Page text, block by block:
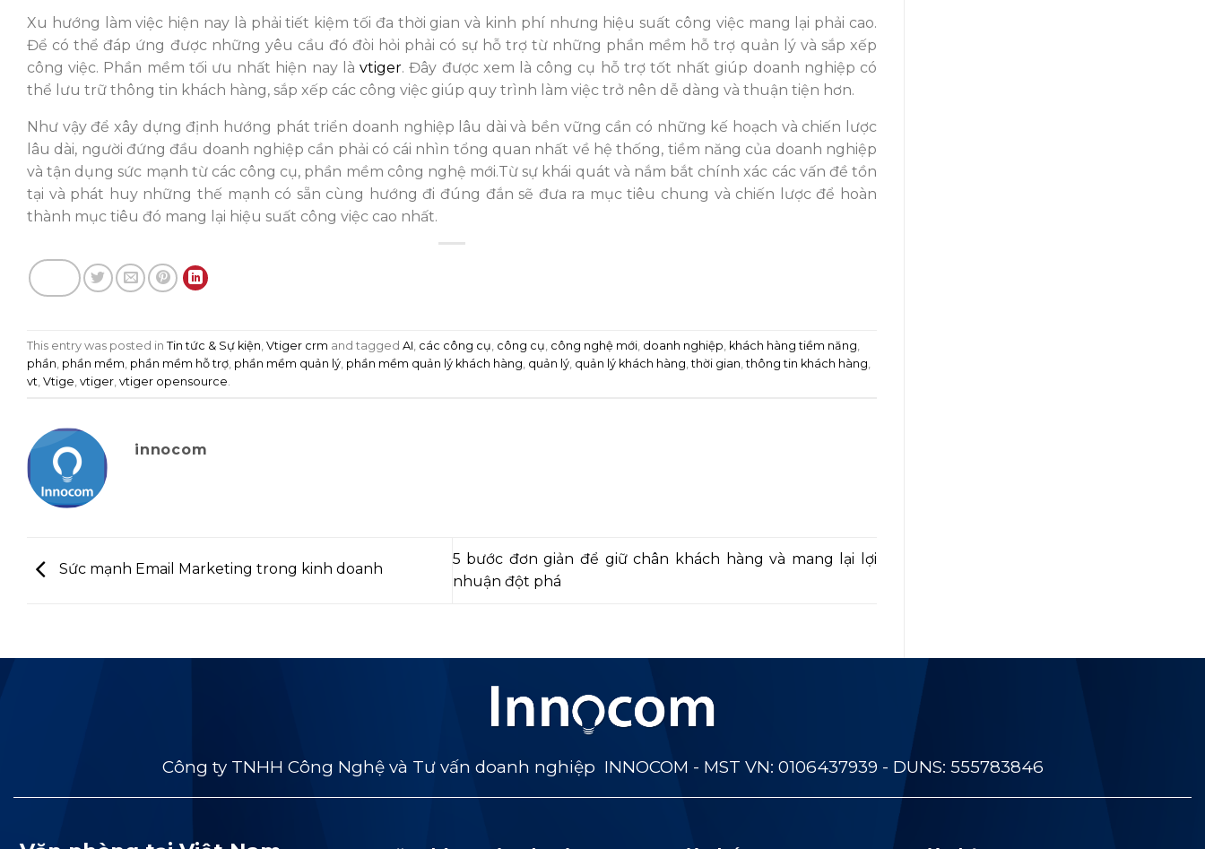
Xu hướng làm việc hiện nay là phải tiết kiệm tối đa thời gian và kinh phí nhưng hiệu suất công việc mang lại phải cao.
Để có thể đáp ứng được những yêu cầu đó đòi hỏi phải có sự hỗ trợ từ những phần mềm hỗ trợ quản lý và sắp xếp
công việc. Phần mềm tối ưu nhất hiện nay làvtiger. Đây được xem là công cụ hỗ trợ tốt nhất giúp doanh nghiệp có
thể lưu trữ thông tin khách hàng, sắp xếp các công việc giúp quy trình làm việc trở nên dễ dàng và thuận tiện hơn.
Như vậy để xây dựng định hướng phát triển doanh nghiệp lâu dài và bền vững cần có những kế hoạch và chiến lược
lâu dài, người đứng đầu doanh nghiệp cần phải có cái nhìn tổng quan nhất về hệ thống, tiềm năng của doanh nghiệp
và tận dụng sức mạnh từ các công cụ, phần mềm công nghệ mới.Từ sự khái quát và nắm bắt chính xác các vấn đề tồn
tại và phát huy những thế mạnh có sẵn cùng hướng đi đúng đắn sẽ đưa ra mục tiêu chung và chiến lược để hoàn
thành mục tiêu đó mang lại hiệu suất công việc cao nhất.
This entry was posted in Tin tức & Sự kiện Vtiger crm and tagged AI các công cụ công cụ công nghệ mới doanh nghiệp khách hàng tiềm năng
phần phần mềm phần mềm hỗ trợ phần mềm quản lý phần mềm quản lý khách hàng quản lý quản lý khách hàng ,thời gian ,thông tin khách hàng
vt Vtige vtiger vtiger opensource
innocom
Sức mạnh Email Marketing trong kinh doanh
5 bước đơn giản để giữ chân khách hàng và mang lại lợi
nhuận đột phá
Công ty TNHH Công Nghệ và Tư vấn doanh nghiệp INNOCOM - MST VN: 0106437939 - DUNS: 555783846